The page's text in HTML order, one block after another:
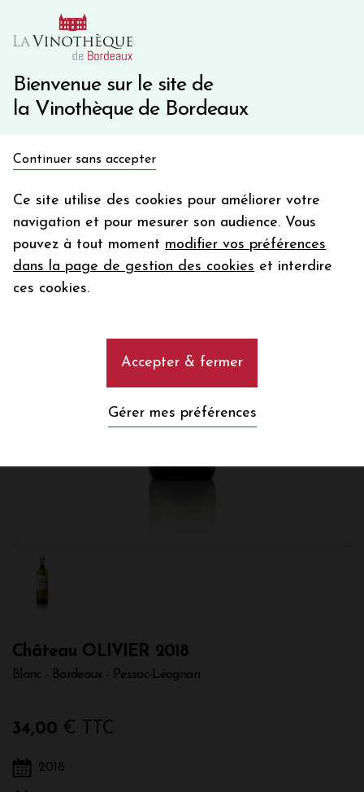
Bienvenue sur le site de
la Vinothèque de Bordeaux
Continuer sans accepter
Ce site utilise des cookies pour améliorer votre
navigation et pour mesurer son audience. Vous
pouvez à tout moment modifier vos préférences
dans la page de gestion des cookies et interdire
ces cookies.
Accepter & fermer
Gérer mes préférences
10€ de remise immédiate sur votre première commande
Une question ?
Château OLIVIER 2018
Blanc - Bordeaux - Pessac-Léognan
34,00 € TTC
2018
en bon d'achat
Votre
email
En m’abonnant, j’accepte de recevoir la newsletter de la